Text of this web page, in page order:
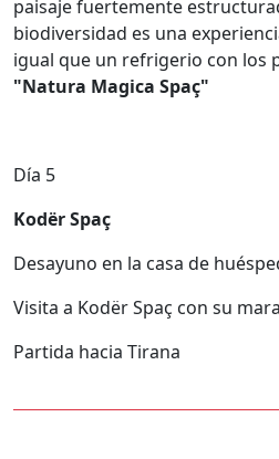
paisaje fuertemente
biodiversidad es una
igual que un refrigerio con los
"Natura Magica Spaç"
Día 5
Kodër Spaç
Desayuno en la casa de
Visita a Kodër Spaç con su
Partida hacia Tirana